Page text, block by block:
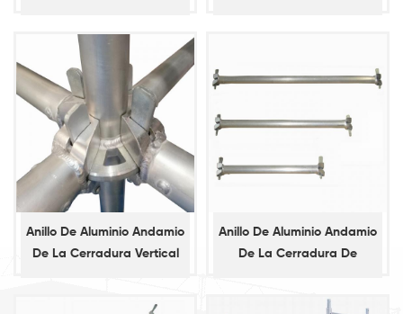
Anillo De Aluminio Andamio
De La Cerradura Vertical
Anillo De Aluminio Andamio
De La Cerradura De